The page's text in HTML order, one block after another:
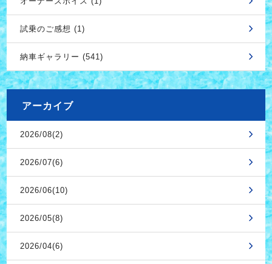
試乗のご感想 (1)
納車ギャラリー (541)
アーカイブ
2026/08(2)
2026/07(6)
2026/06(10)
2026/05(8)
2026/04(6)